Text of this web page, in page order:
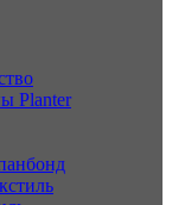
Planter